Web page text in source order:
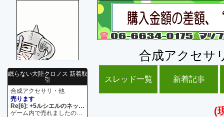
眠らない大陸クロノス 新着取
引
合成アクセサリ・他
売ります
Re[6]: +5ルシエルのネックレス
ゲーム内で売れましたので 在庫がネク1 リング4 となります リングのお値段は80G といたします
合成アクセサ
スレッド一覧 新着記事
(